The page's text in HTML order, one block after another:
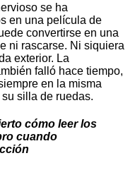
se ha
en una película de
convertirse en una
ni rascarse. Ni siquiera
exterior. La
falló hace tiempo,
en la misma
silla de ruedas.
cómo leer los
cuando